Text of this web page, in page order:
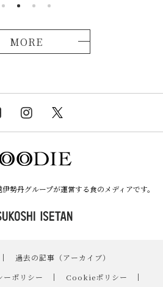
MORE
勢丹グループが運営する食のメディアです。
｜
過去の記事（アーカイブ）
｜
ーポリシー ｜ Cookieポリシー ｜